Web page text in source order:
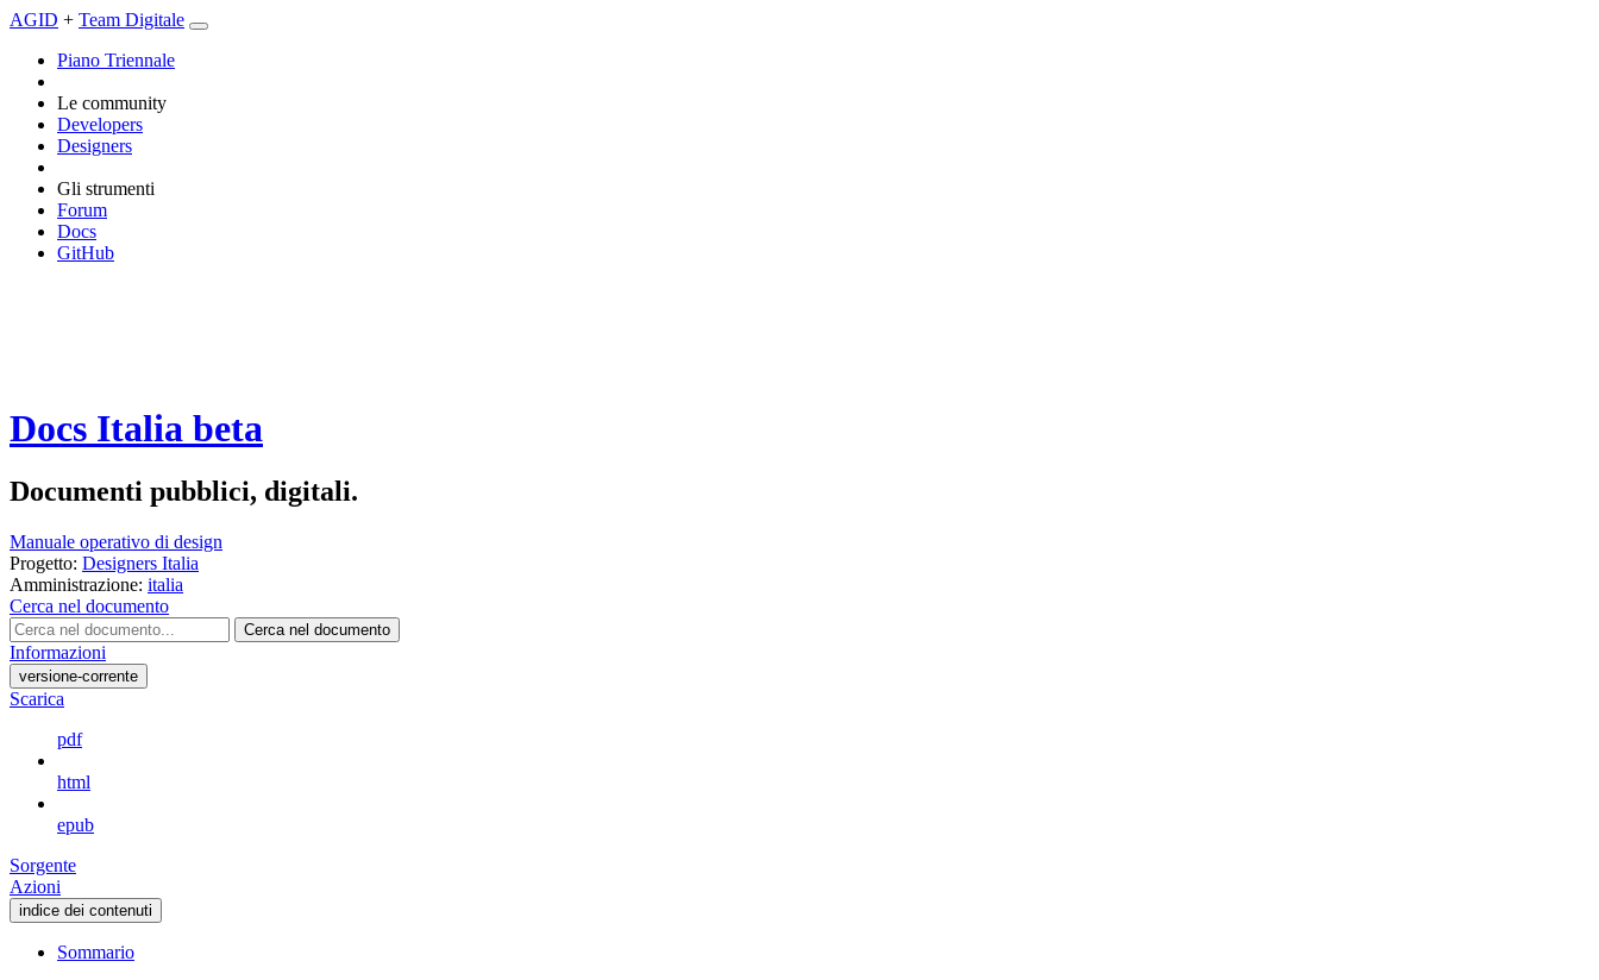
AGID + Team Digitale
Piano Triennale
Le community
Developers
Designers
Gli strumenti
Forum
Docs
GitHub
Docs Italia beta
Documenti pubblici, digitali.
Manuale operativo di design
Progetto: Designers Italia
Amministrazione: italia
Cerca nel documento
Cerca nel documento
Informazioni
versione-corrente
Scarica
pdf
html
epub
Sorgente
Azioni
indice dei contenuti
Sommario